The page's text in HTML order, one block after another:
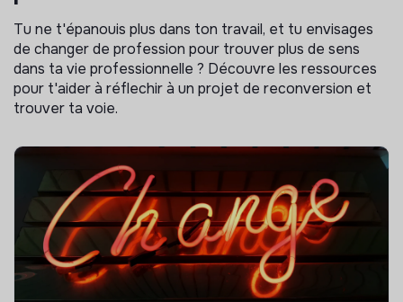
Tu ne t'épanouis plus dans ton travail, et tu envisages
de changer de profession pour trouver plus de sens
dans ta vie professionnelle ? Découvre les ressources
pour t'aider à réflechir à un projet de reconversion et
trouver ta voie.